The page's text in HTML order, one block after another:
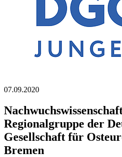
07.09.2020
Regionalgruppe der
Gesellschaft für
Bremen